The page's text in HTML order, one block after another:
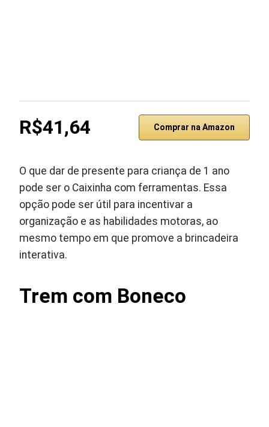
R$41,64 Comprar na Amazon
O que dar de presente para criança de 1 ano
pode ser o Caixinha com ferramentas. Essa
opção pode ser útil para incentivar a
organização e as habilidades motoras, ao
mesmo tempo em que promove a brincadeira
interativa.
Trem com Boneco